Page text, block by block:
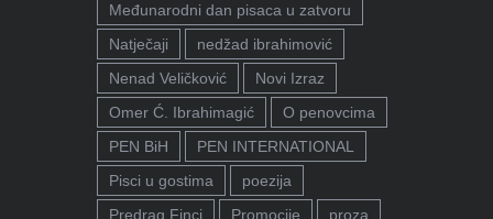
Međunarodni dan pisaca u zatvoru
Natječaji
nedžad ibrahimović
Nenad Veličković
Novi Izraz
Omer Ć. Ibrahimagić
O penovcima
PEN BiH
PEN INTERNATIONAL
Pisci u gostima
poezija
Predrag Finci
Promocije
proza